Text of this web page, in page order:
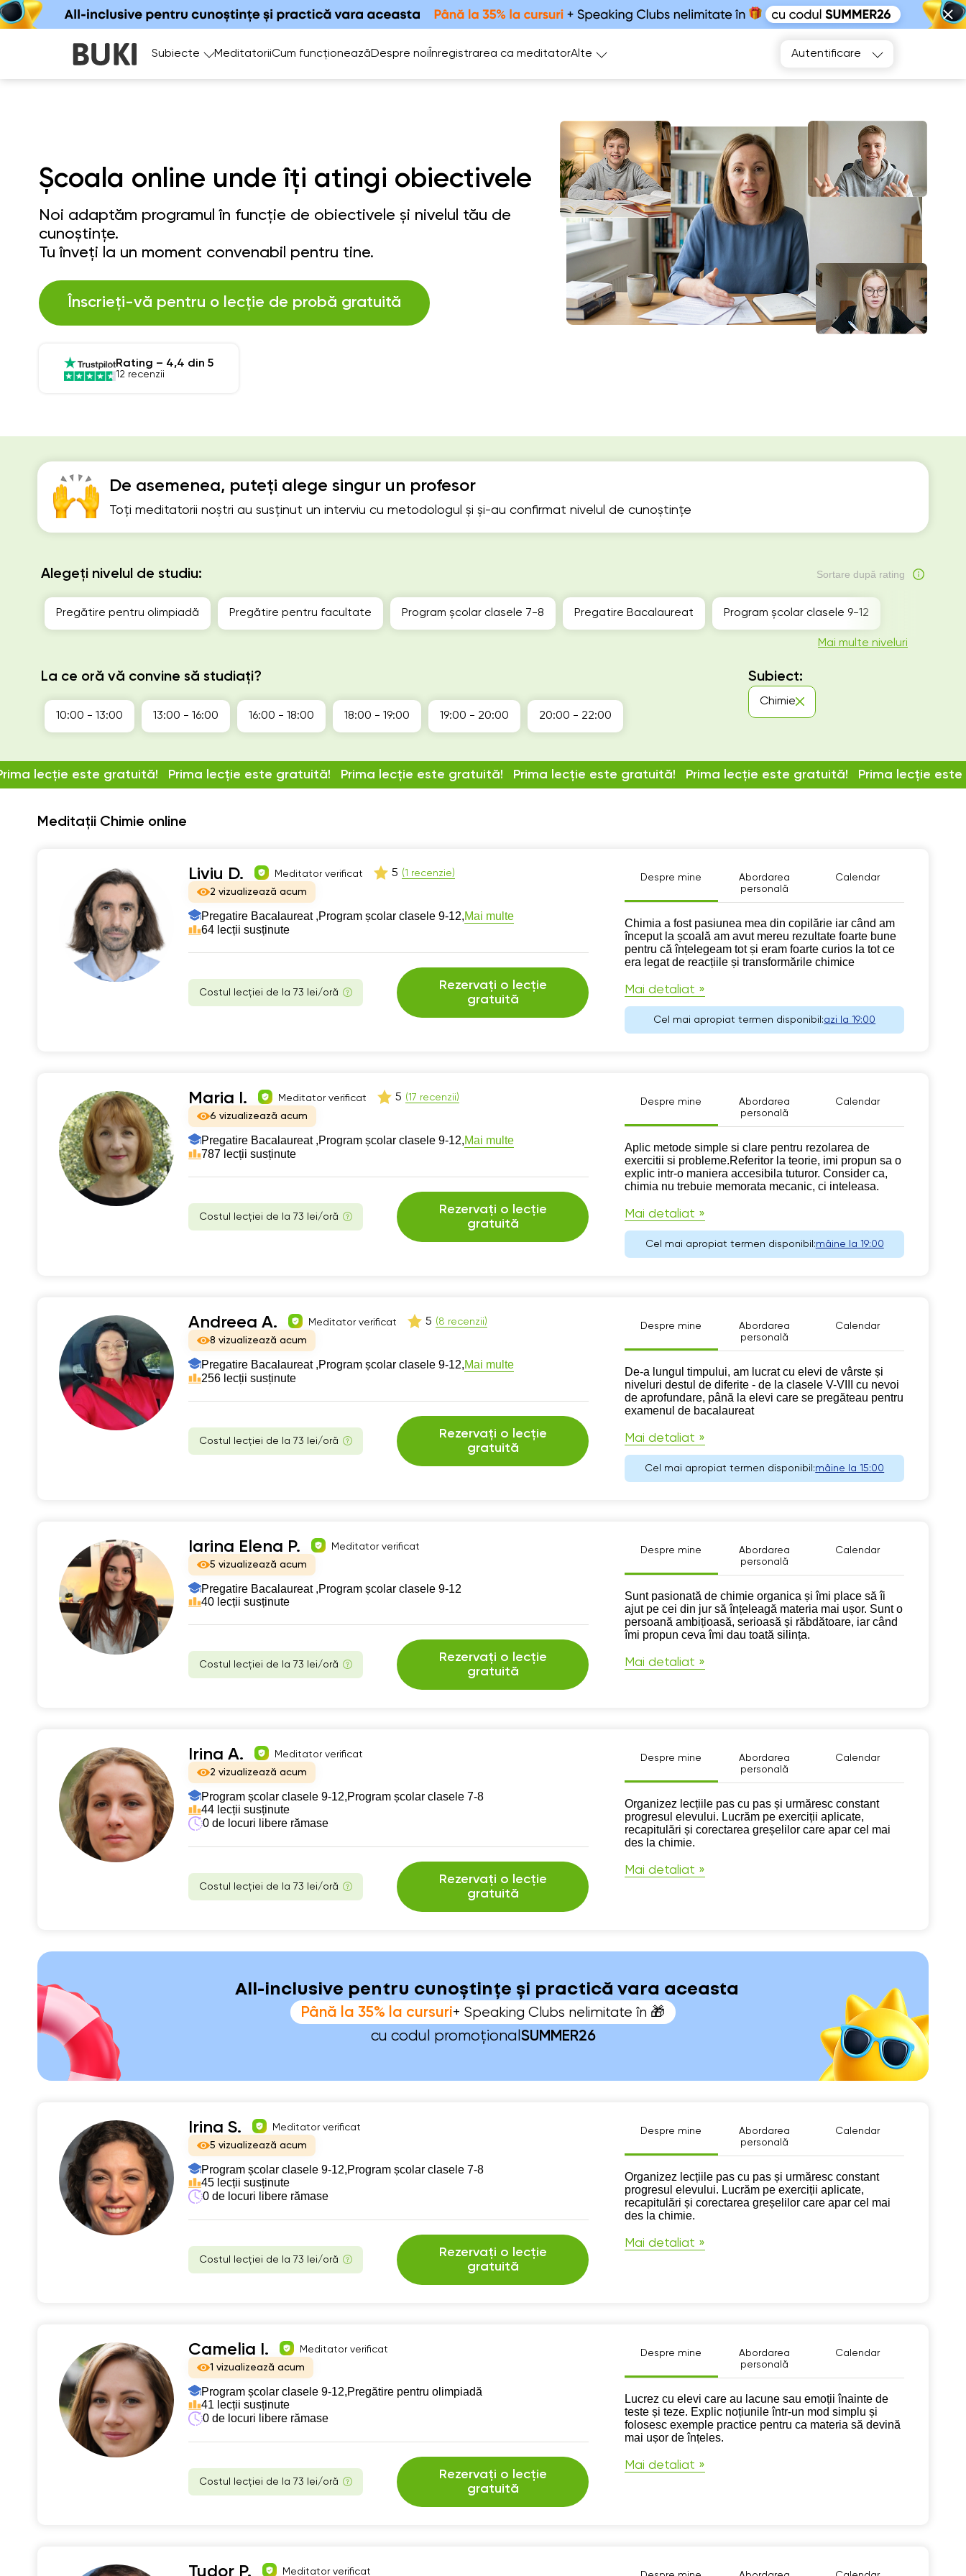
Subiecte MeditatoriiCum funcționeazăDespre noi Înregistrarea ca meditatorAlte Autentificare
Meditații Chimie online
Liviu D. Meditator verificat 5 (1 recenzie)
2 vizualizează acum
Pregatire Bacalaureat ,Program școlar clasele 9-12,Mai multe
64 lecții susținute
Costul lecției de la 73 lei/oră
Rezervați o lecție
gratuită
Despre mine
Abordarea
personală
Calendar
Despre mine
Chimia a fost pasiunea mea din copilărie iar când am
început la școală am avut mereu rezultate foarte bune
pentru că înțelegeam tot și eram foarte curios la tot ce
era legat de reacțiile și transformările chimice
Mai detaliat »
Cel mai apropiat termen disponibil:azi la 19:00
Maria I. Meditator verificat 5 (17 recenzii)
6 vizualizează acum
Pregatire Bacalaureat ,Program școlar clasele 9-12,Mai multe
787 lecții susținute
Costul lecției de la 73 lei/oră
Rezervați o lecție
gratuită
Despre mine
Abordarea
personală
Calendar
Despre mine
Aplic metode simple si clare pentru rezolarea de
exercitii si probleme.Referitor la teorie, imi propun sa o
explic intr-o maniera accesibila tuturor. Consider ca,
chimia nu trebuie memorata mecanic, ci inteleasa.
Mai detaliat »
Cel mai apropiat termen disponibil:mâine la 19:00
Andreea A. Meditator verificat 5 (8 recenzii)
8 vizualizează acum
Pregatire Bacalaureat ,Program școlar clasele 9-12,Mai multe
256 lecții susținute
Costul lecției de la 73 lei/oră
Rezervați o lecție
gratuită
Despre mine
Abordarea
personală
Calendar
Despre mine
De-a lungul timpului, am lucrat cu elevi de vârste și
niveluri destul de diferite - de la clasele V-VIII cu nevoi
de aprofundare, până la elevi care se pregăteau pentru
examenul de bacalaureat
Mai detaliat »
Cel mai apropiat termen disponibil:mâine la 15:00
Iarina Elena P.
Meditator verificat
5 vizualizează acum
Pregatire Bacalaureat ,Program școlar clasele 9-12
40 lecții susținute
Costul lecției de la 73 lei/oră
Rezervați o lecție
gratuită
Despre mine
Abordarea
personală
Calendar
Despre mine
Sunt pasionată de chimie organica și îmi place să îi
ajut pe cei din jur să înțeleagă materia mai ușor. Sunt o
persoană ambițioasă, serioasă și răbdătoare, iar când
îmi propun ceva îmi dau toată silința.
Mai detaliat »
Irina A.
Meditator verificat
2 vizualizează acum
Program școlar clasele 9-12,Program școlar clasele 7-8
44 lecții susținute
0 de locuri libere rămase
Costul lecției de la 73 lei/oră
Rezervați o lecție
gratuită
Despre mine
Abordarea
personală
Calendar
Despre mine
Organizez lecțiile pas cu pas și urmăresc constant
progresul elevului. Lucrăm pe exerciții aplicate,
recapitulări și corectarea greșelilor care apar cel mai
des la chimie.
Mai detaliat »
All-inclusive pentru cunoștințe și practică vara aceasta
Până la 35% la cursuri+ Speaking Clubs nelimitate în 🎁
cu codul promoțional SUMMER26
Irina S.
Meditator verificat
5 vizualizează acum
Program școlar clasele 9-12,Program școlar clasele 7-8
45 lecții susținute
0 de locuri libere rămase
Costul lecției de la 73 lei/oră
Rezervați o lecție
gratuită
Despre mine
Abordarea
personală
Calendar
Despre mine
Organizez lecțiile pas cu pas și urmăresc constant
progresul elevului. Lucrăm pe exerciții aplicate,
recapitulări și corectarea greșelilor care apar cel mai
des la chimie.
Mai detaliat »
Camelia I.
Meditator verificat
1 vizualizează acum
Program școlar clasele 9-12,Pregătire pentru olimpiadă
41 lecții susținute
0 de locuri libere rămase
Costul lecției de la 73 lei/oră
Rezervați o lecție
gratuită
Despre mine
Abordarea
personală
Calendar
Despre mine
Lucrez cu elevi care au lacune sau emoții înainte de
teste și teze. Explic noțiunile într-un mod simplu și
folosesc exemple practice pentru ca materia să devină
mai ușor de înțeles.
Mai detaliat »
Tudor P. Meditator verificat
lecție este gratuită! Prima lecție este gratuită! Prima lecție este gratuită! Prima lecție este gratuită! Prima lecție este gratuită! Prima lecție
De asemenea, puteți alege singur un profesor
Toți meditatorii noștri au susținut un interviu cu metodologul și și-au confirmat nivelul de cunoștințe
Alegeți nivelul de studiu: Sortare după rating
Pregătire pentru olimpiadă Pregătire pentru facultate Program școlar clasele 7-8 Pregatire Bacalaureat Program școlar clasele 9-12
Mai multe niveluri
La ce oră vă convine să studiați?
10:00 - 13:00 13:00 - 16:00 16:00 - 18:00 18:00 - 19:00 19:00 - 20:00 20:00 - 22:00
Subiect:
Chimie
Școala online unde îți atingi obiectivele
Noi adaptăm programul în funcție de obiectivele și nivelul tău de
cunoștințe.
Tu înveți la un moment convenabil pentru tine.
Înscrieți-vă pentru o lecție de probă gratuită
Rating – 4,4 din 5
12 recenzii
Alegeți